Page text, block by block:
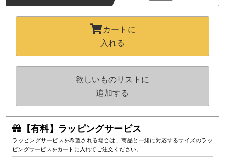
【有料】ラッピングサービス
ラッピングサービスを希望される場合は、商品と一緒に対応するサイズのラッ
ピングサービスをカートに入れてご注文ください。
カートに
入れる
欲しいものリストに
追加する